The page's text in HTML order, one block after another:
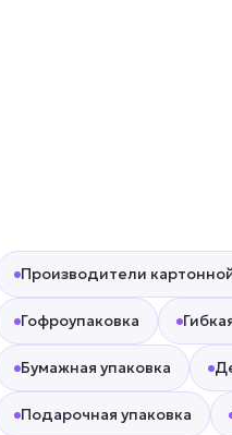
Производители
Гофроупаковка
Бумажная упаковка
Подарочная упаковка